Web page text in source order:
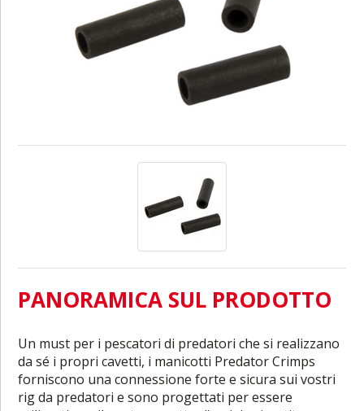
PANORAMICA SUL PRODOTTO
Un must per i pescatori di predatori che si realizzano
da sé i propri cavetti, i manicotti Predator Crimps
forniscono una connessione forte e sicura sui vostri
rig da predatori e sono progettati per essere